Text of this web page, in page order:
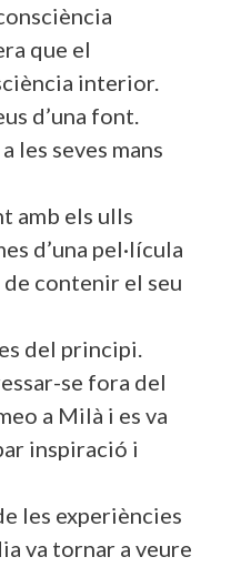
que el
interior.
d’una font.
les seves mans
amb els ulls
d’una pel·lícula
de contenir el seu
del principi.
se fora del
a Milà i es va
inspiració i
les experiències
va tornar a veure